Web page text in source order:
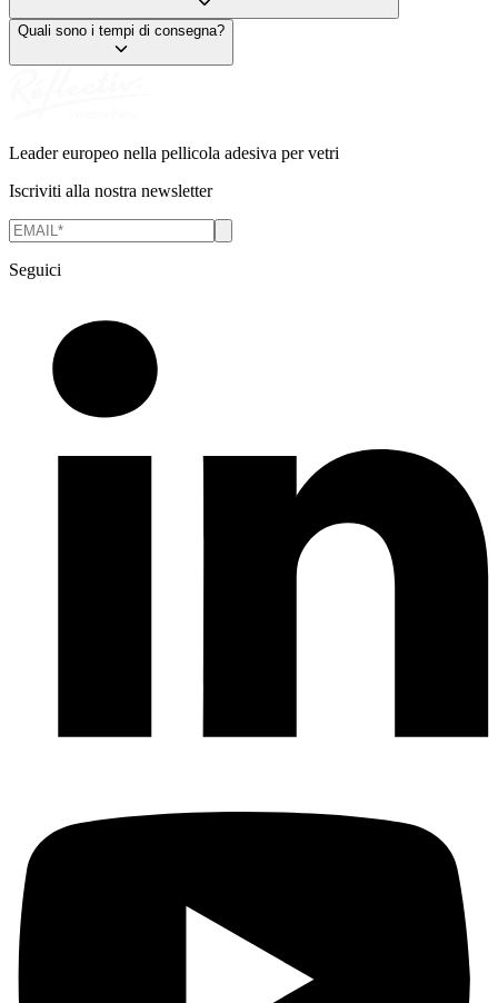
Quali sono i tempi di consegna?
Leader europeo nella pellicola adesiva per vetri
Iscriviti alla nostra newsletter
Seguici